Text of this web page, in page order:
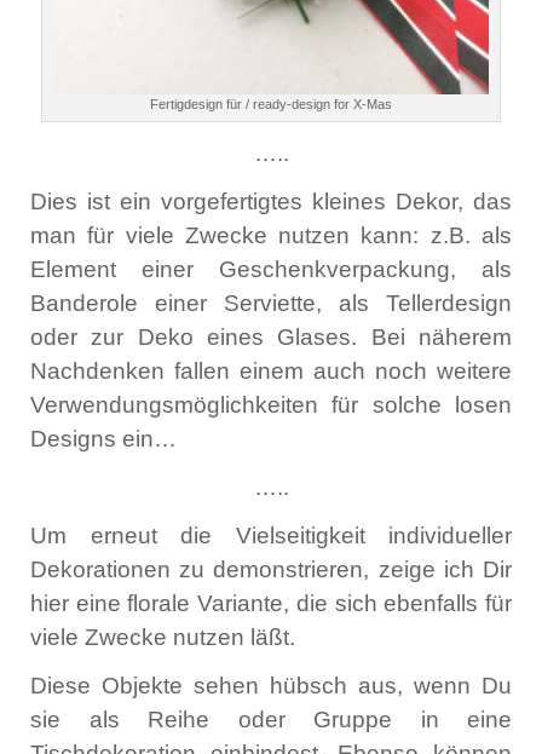
Fertigdesign für / ready-design for X-Mas
…..
Dies ist ein vorgefertigtes kleines Dekor, das
man für viele Zwecke nutzen kann: z.B. als
Element einer Geschenkverpackung, als
Banderole einer Serviette, als Tellerdesign
oder zur Deko eines Glases. Bei näherem
Nachdenken fallen einem auch noch weitere
Verwendungsmöglichkeiten für solche losen
Designs ein…
…..
Um erneut die Vielseitigkeit individueller
Dekorationen zu demonstrieren, zeige ich Dir
hier eine florale Variante, die sich ebenfalls für
viele Zwecke nutzen läßt.
Diese Objekte sehen hübsch aus, wenn Du
sie als Reihe oder Gruppe in eine